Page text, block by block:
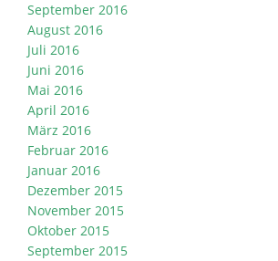
September 2016
August 2016
Juli 2016
Juni 2016
Mai 2016
April 2016
März 2016
Februar 2016
Januar 2016
Dezember 2015
November 2015
Oktober 2015
September 2015